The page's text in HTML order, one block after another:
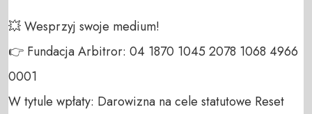
💥 Wesprzyj swoje medium!
👉 Fundacja Arbitror: 04 1870 1045 2078 1068 4966
0001
W tytule wpłaty: Darowizna na cele statutowe Reset